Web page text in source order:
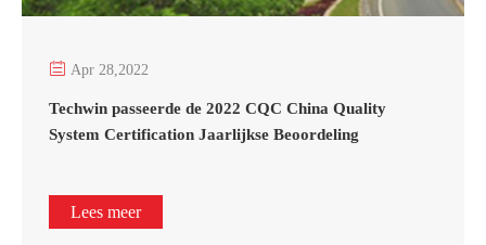
 Apr 28,2022
Techwin passeerde de 2022 CQC China Quality
System Certification Jaarlijkse Beoordeling
Lees meer